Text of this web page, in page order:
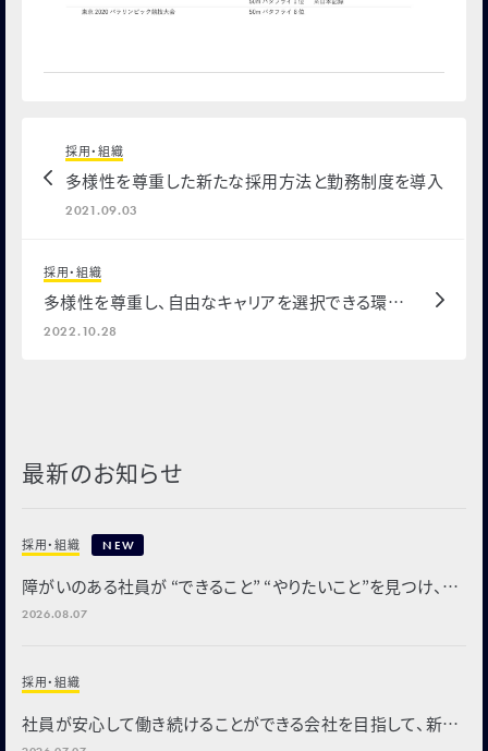
採用・組織
多様性を尊重した新たな採用方法と勤務制度を導入
2021.09.03
採用・組織
多様性を尊重し、自由なキャリアを選択できる環境
づくりとして、定年退職制度の撤廃と新たな採用方
2022.10.28
最新のお知らせ
採用・組織 NEW
障がいのある社員が “できること” “やりたいこと”を見つけ、部
署や会社を支える「全社業務推進グループ」を新設
2026.08.07
採用・組織
社員が安心して働き続けることができる会社を目指して、新た